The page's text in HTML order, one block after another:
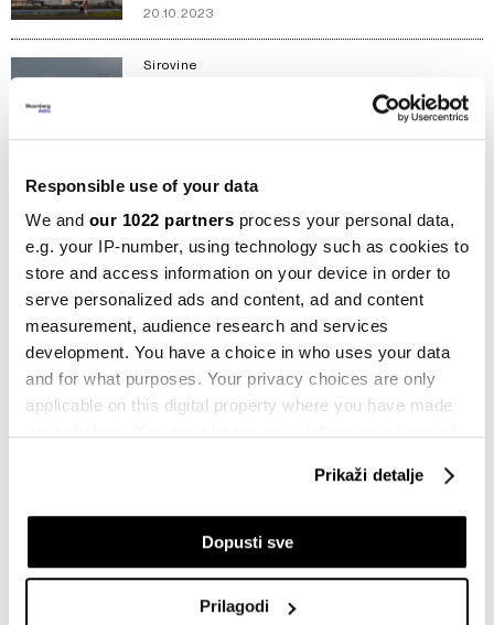
Responsible use of your data
We and our 1022 partners process your personal data,
e.g. your IP-number, using technology such as cookies to
store and access information on your device in order to
serve personalized ads and content, ad and content
measurement, audience research and services
development. You have a choice in who uses your data
and for what purposes. Your privacy choices are only
applicable on this digital property where you have made
If you allow, we would also like to:
Collect information about your geographical
Prikaži detalje
Dopusti sve
Prilagodi
20.10.2023
Sirovine
Rast cijene nafte zbog smanjenja
Sirovine
Nafta se kreće ka najvećem padu u
prvom kvartalu od 2020. godine
23.03.2023
Sirovine
Nafta na putu najvećeg sedmicnog
pada u godini
17.03.2023
Rekordna cijena njemačke struje dok
se Evropa bori protiv toplotnog vala